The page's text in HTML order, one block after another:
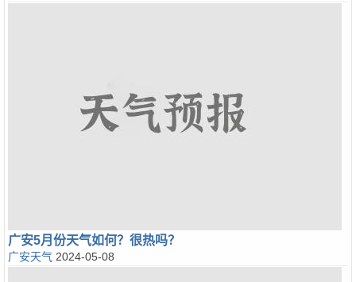
广安5月份天气如何？很热吗？
广安天气 2024-05-08